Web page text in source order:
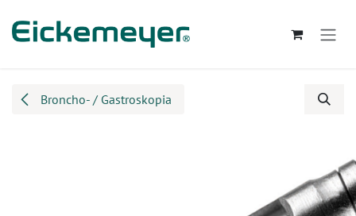
Broncho- / Gastroskopia